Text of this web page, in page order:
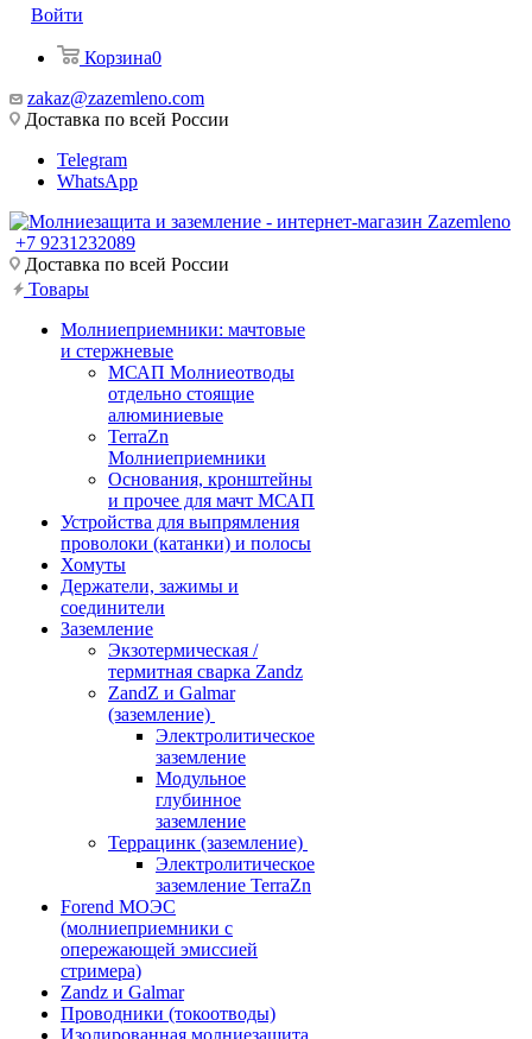
Войти
Корзина0
zakaz@zazemleno.com
Доставка по всей России
Telegram
WhatsApp
+7 9231232089
Доставка по всей России
Товары
Молниеприемники: мачтовые
и стержневые
МСАП Молниеотводы
отдельно стоящие
алюминиевые
TerraZn
Молниеприемники
Основания, кронштейны
и прочее для мачт МСАП
Устройства для выпрямления
проволоки (катанки) и полосы
Хомуты
Держатели, зажимы и
соединители
Заземление
Экзотермическая /
термитная сварка Zandz
ZandZ и Galmar
(заземление)
Электролитическое
заземление
Модульное
глубинное
заземление
Террацинк (заземление)
Электролитическое
заземление TerraZn
Forend МОЭС
(молниеприемники с
опережающей эмиссией
стримера)
Zandz и Galmar
Проводники (токоотводы)
Изолированная молниезащита